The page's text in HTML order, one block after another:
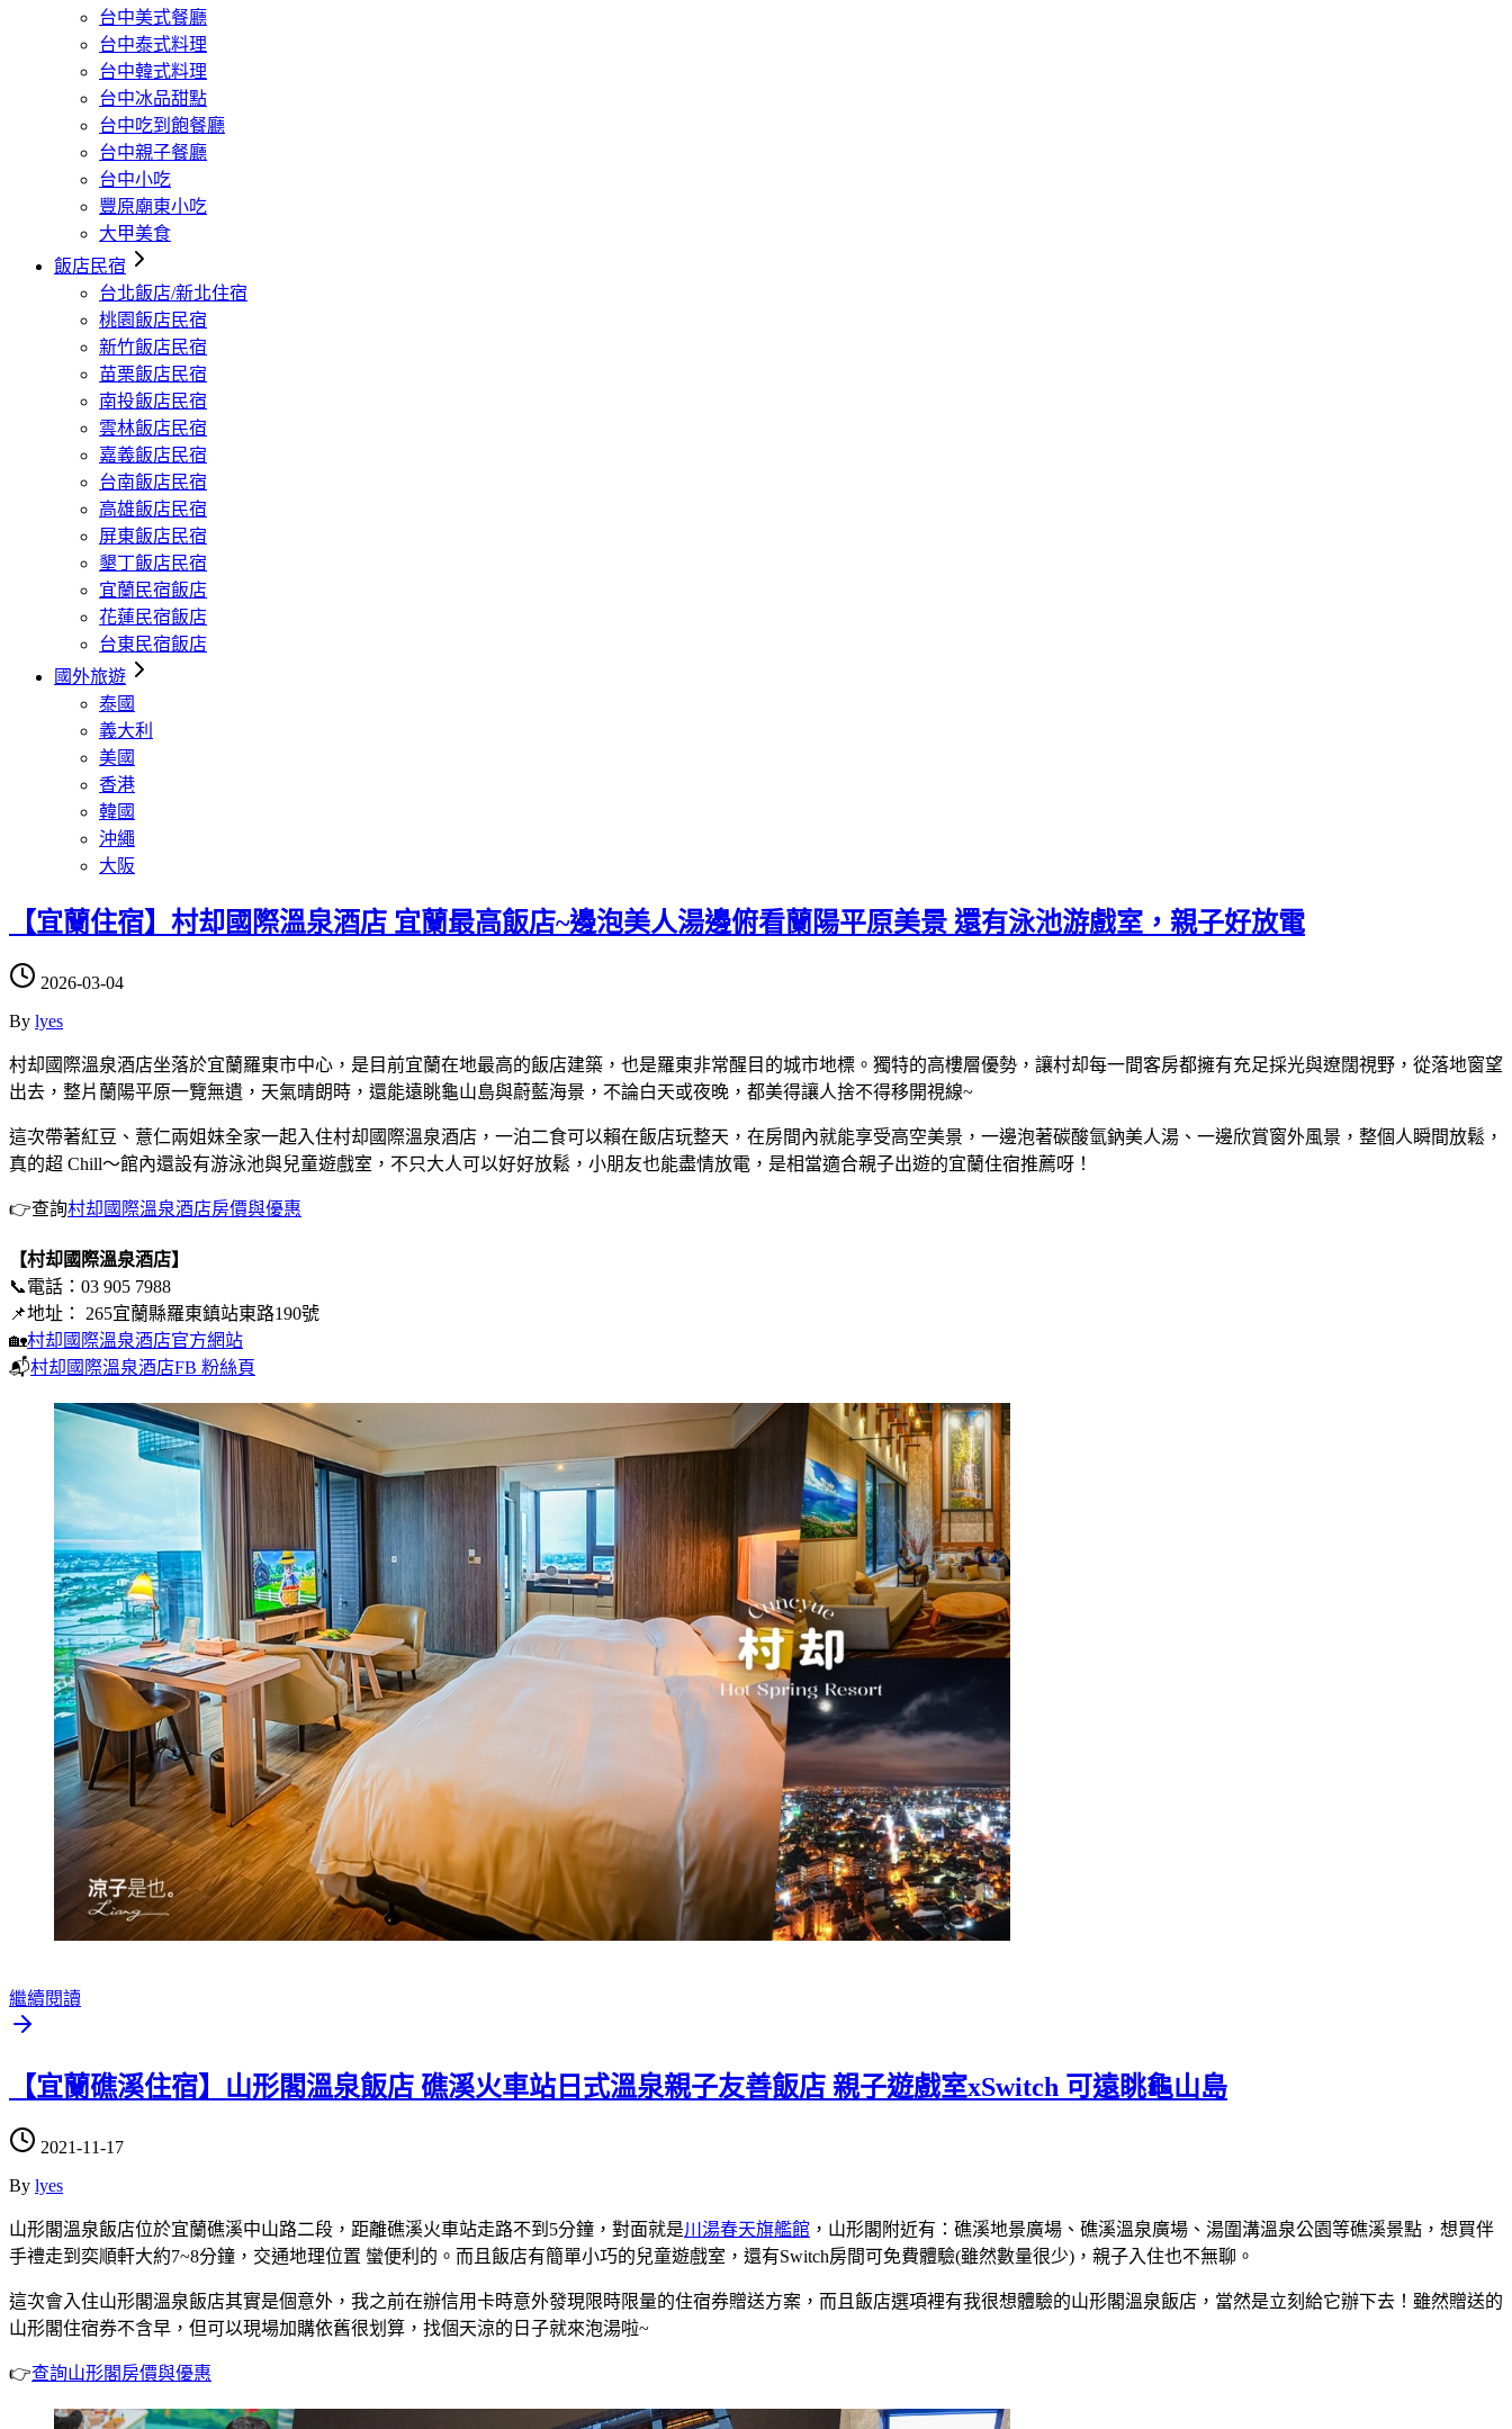
台中美式餐廳
台中泰式料理
台中韓式料理
台中冰品甜點
台中吃到飽餐廳
台中親子餐廳
台中小吃
豐原廟東小吃
大甲美食
飯店民宿
台北飯店/新北住宿
桃園飯店民宿
新竹飯店民宿
苗栗飯店民宿
南投飯店民宿
雲林飯店民宿
嘉義飯店民宿
台南飯店民宿
高雄飯店民宿
屏東飯店民宿
墾丁飯店民宿
宜蘭民宿飯店
花蓮民宿飯店
台東民宿飯店
國外旅遊
泰國
義大利
美國
香港
韓國
沖繩
大阪
【宜蘭住宿】村却國際溫泉酒店 宜蘭最高飯店~邊泡美人湯邊俯看蘭陽平原美景 還有泳池游戲室，親子好放電
2026-03-04
By lyes
村却國際溫泉酒店坐落於宜蘭羅東市中心，是目前宜蘭在地最高的飯店建築，也是羅東非常醒目的城市地標。獨特的高樓層優勢，讓村却每一間客房都擁有充足採光與遼闊視野，從落地窗望
出去，整片蘭陽平原一覽無遺，天氣晴朗時，還能遠眺龜山島與蔚藍海景，不論白天或夜晚，都美得讓人捨不得移開視線~
這次帶著紅豆、薏仁兩姐妹全家一起入住村却國際溫泉酒店，一泊二食可以賴在飯店玩整天，在房間內就能享受高空美景，一邊泡著碳酸氫鈉美人湯、一邊欣賞窗外風景，整個人瞬間放鬆，
真的超 Chill～館內還設有游泳池與兒童遊戲室，不只大人可以好好放鬆，小朋友也能盡情放電，是相當適合親子出遊的宜蘭住宿推薦呀！
👉查詢村却國際溫泉酒店房價與優惠
【村却國際溫泉酒店】
📞電話：03 905 7988
📌地址： 265宜蘭縣羅東鎮站東路190號
🏡村却國際溫泉酒店官方網站
📬村却國際溫泉酒店FB 粉絲頁
繼續閱讀
【宜蘭礁溪住宿】山形閣溫泉飯店 礁溪火車站日式溫泉親子友善飯店 親子遊戲室xSwitch 可遠眺龜山島
2021-11-17
By lyes
山形閣溫泉飯店位於宜蘭礁溪中山路二段，距離礁溪火車站走路不到5分鐘，對面就是川湯春天旗艦館 ，山形閣附近有：礁溪地景廣場、礁溪溫泉廣場、湯圍溝溫泉公園等礁溪景點，想買伴
手禮走到奕順軒大約7~8分鐘，交通地理位置 蠻便利的。而且飯店有簡單小巧的兒童遊戲室，還有Switch房間可免費體驗(雖然數量很少)，親子入住也不無聊。
這次會入住山形閣溫泉飯店其實是個意外，我之前在辦信用卡時意外發現限時限量的住宿券贈送方案，而且飯店選項裡有我很想體驗的山形閣溫泉飯店，當然是立刻給它辦下去！雖然贈送的
山形閣住宿券不含早，但可以現場加購依舊很划算，找個天涼的日子就來泡湯啦~
👉查詢山形閣房價與優惠